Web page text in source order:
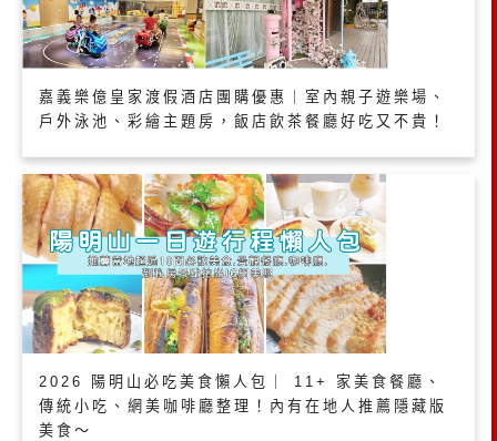
嘉義樂億皇家渡假酒店團購優惠｜室內親子遊樂場、
戶外泳池、彩繪主題房，飯店飲茶餐廳好吃又不貴！
2026 陽明山必吃美食懶人包｜ 11+ 家美食餐廳、
傳統小吃、網美咖啡廳整理！內有在地人推薦隱藏版
美食～